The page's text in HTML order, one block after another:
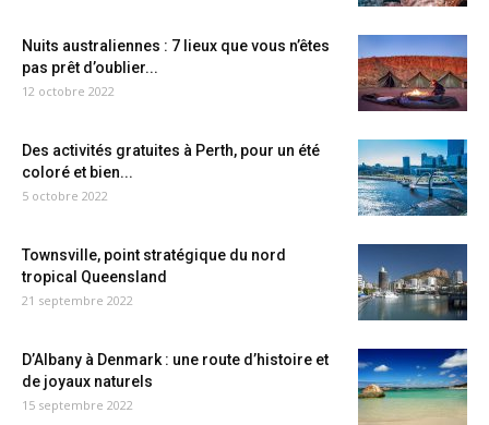
Nuits australiennes : 7 lieux que vous n’êtes
pas prêt d’oublier...
12 octobre 2022
Des activités gratuites à Perth, pour un été
coloré et bien...
5 octobre 2022
Townsville, point stratégique du nord
tropical Queensland
21 septembre 2022
D’Albany à Denmark : une route d’histoire et
de joyaux naturels
15 septembre 2022